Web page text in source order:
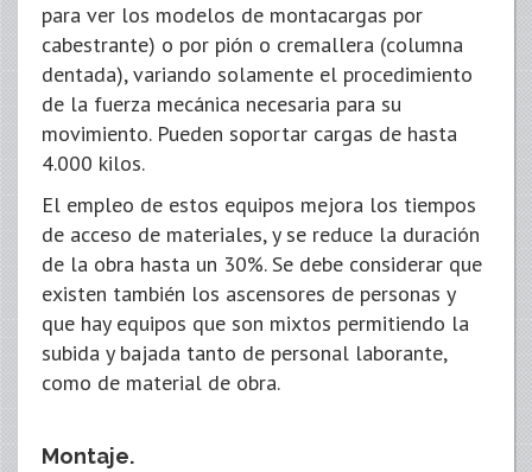
para ver los modelos de montacargas por
cabestrante) o por pión o cremallera (columna
dentada), variando solamente el procedimiento
de la fuerza mecánica necesaria para su
movimiento. Pueden soportar cargas de hasta
4.000 kilos.
El empleo de estos equipos mejora los tiempos
de acceso de materiales, y se reduce la duración
de la obra hasta un 30%. Se debe considerar que
existen también los ascensores de personas y
que hay equipos que son mixtos permitiendo la
subida y bajada tanto de personal laborante,
como de material de obra.
Montaje.